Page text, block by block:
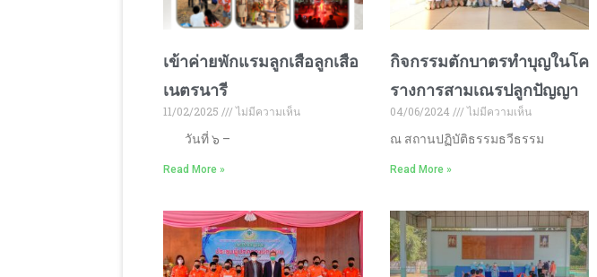
เข้าค่ายพักแรมลูกเสือลูกเสือ
เนตรนารี
11/02/2025
ไม่มีความเห็น
วันที่ ๖ –
Read More »
กิจกรรมตักบาตรทำบุญในโค
รางการสามเณรปลูกปัญญา
04/06/2024
ไม่มีความเห็น
ณ สถานปฏิบัติธรรมธวีธรรม
Read More »